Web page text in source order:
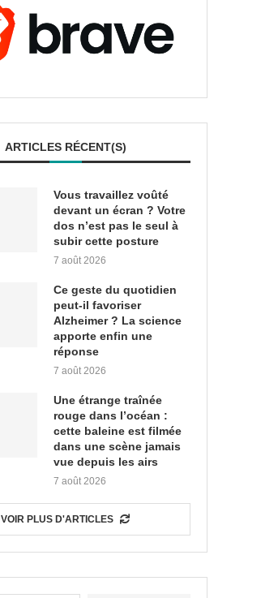
ARTICLES RÉCENT(S)
Vous travaillez voûté
devant un écran ? Votre
dos n’est pas le seul à
subir cette posture
7 août 2026
Ce geste du quotidien
peut-il favoriser
Alzheimer ? La science
apporte enfin une
réponse
7 août 2026
Une étrange traînée
rouge dans l’océan :
cette baleine est filmée
dans une scène jamais
vue depuis les airs
7 août 2026
VOIR PLUS D'ARTICLES